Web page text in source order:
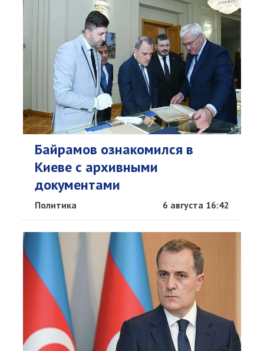
Байрамов ознакомился в
Киеве с архивными
документами
Политика 6 августа 16:42